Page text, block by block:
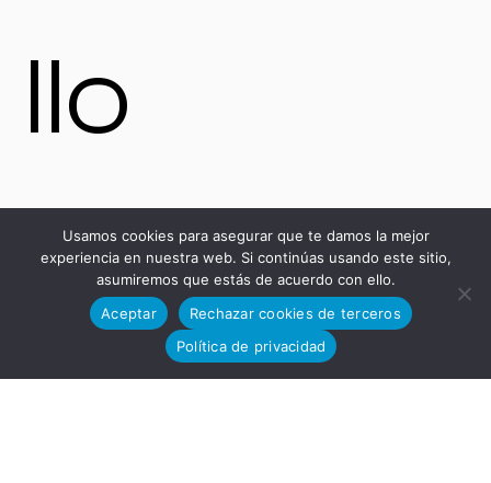
llo
Tecnoló
gico
Usamos cookies para asegurar que te damos la mejor
experiencia en nuestra web. Si continúas usando este sitio,
asumiremos que estás de acuerdo con ello.
Aceptar
Rechazar cookies de terceros
Política de privacidad